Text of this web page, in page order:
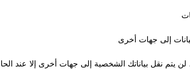
يتم نقل بياناتك الشخصية إلى جهات أخرى إلا عند